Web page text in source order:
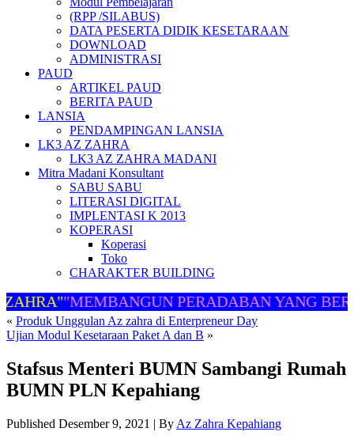
(RPP /SILABUS)
DATA PESERTA DIDIK KESETARAAN
DOWNLOAD
ADMINISTRASI
PAUD
ARTIKEL PAUD
BERITA PAUD
LANSIA
PENDAMPINGAN LANSIA
LK3 AZ ZAHRA
LK3 AZ ZAHRA MADANI
Mitra Madani Konsultant
SABU SABU
LITERASI DIGITAL
IMPLENTASI K 2013
KOPERASI
Koperasi
Toko
CHARAKTER BUILDING
"MEMBANGUN PERADABAN YANG
« Produk Unggulan Az zahra di Enterpreneur Day
Ujian Modul Kesetaraan Paket A dan B »
Stafsus Menteri BUMN Sambangi Rumah
BUMN PLN Kepahiang
Published Desember 9, 2021 | By Az Zahra Kepahiang